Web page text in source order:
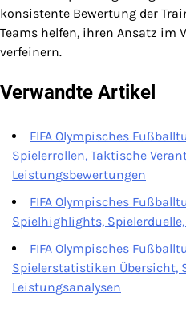
konsistente Bewertung der
Teams helfen, ihren Ansatz im
verfeinern.
Verwandte Artikel
FIFA Olympisches
Spielerrollen, Taktische
Leistungsbewertungen
FIFA Olympisches
Spielhighlights,
FIFA Olympisches
Spielerstatistiken Übersicht,
Leistungsanalysen